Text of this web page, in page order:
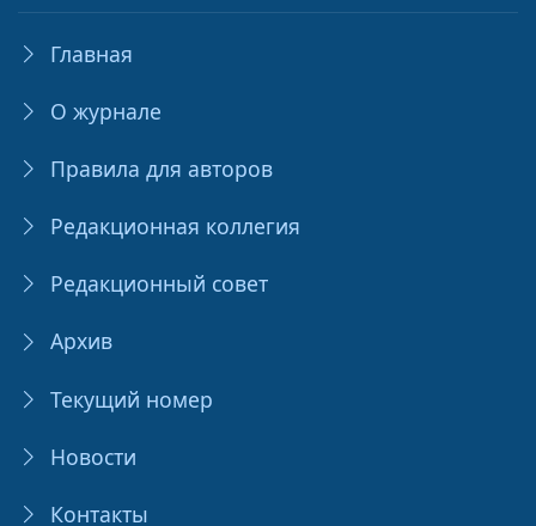
Главная
О журнале
Правила для авторов
Редакционная коллегия
Редакционный совет
Архив
Текущий номер
Новости
Контакты